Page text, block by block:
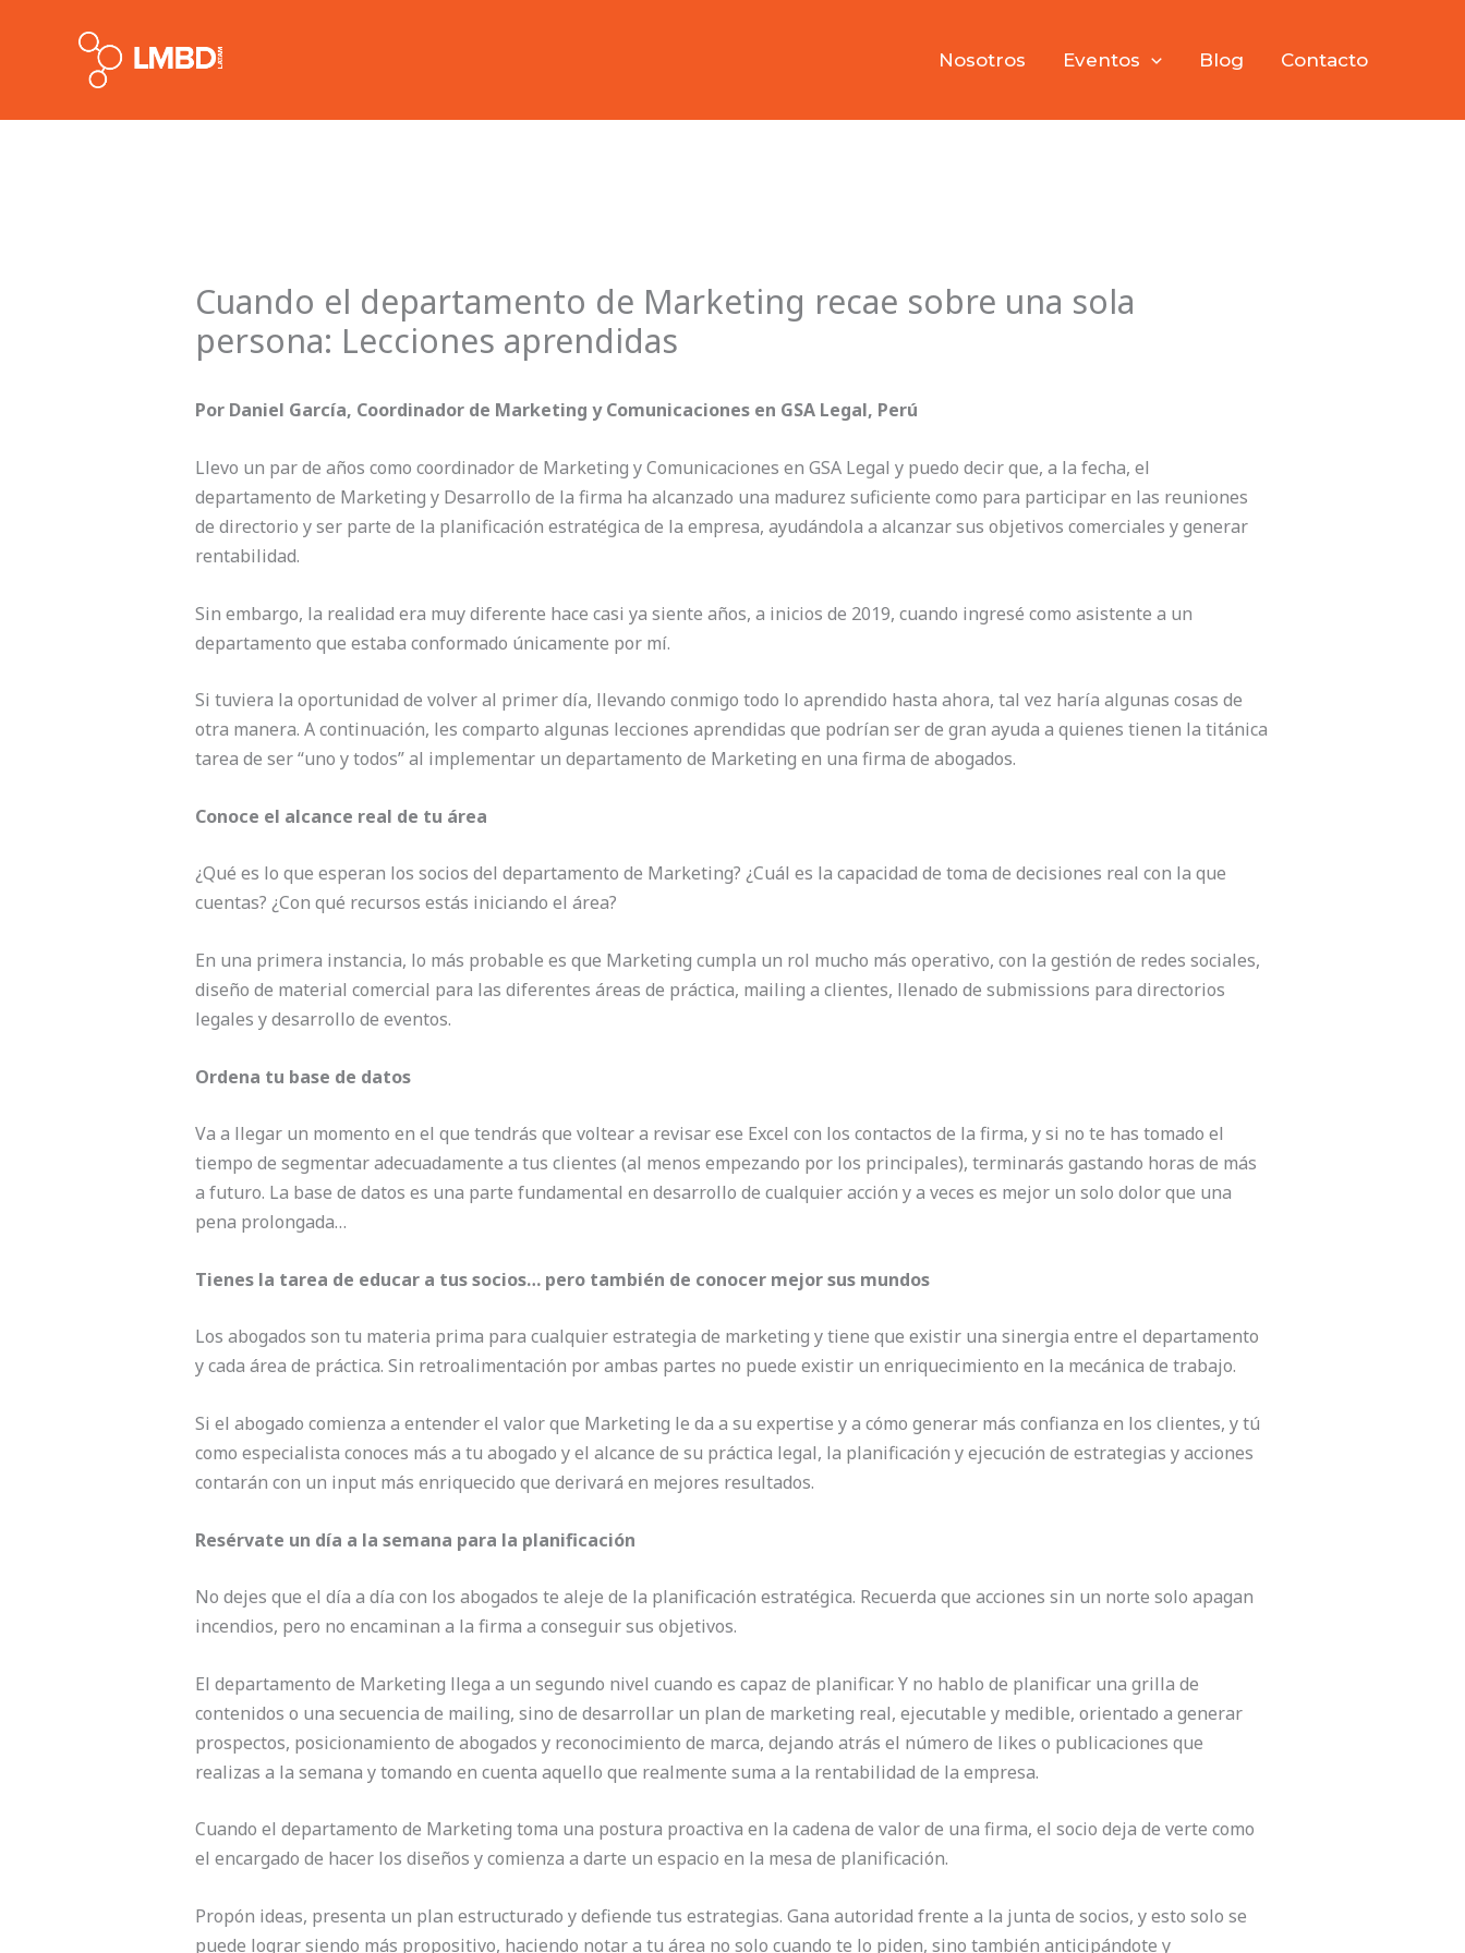
Nosotros Eventos Blog Contacto
Cuando el departamento de Marketing recae sobre una sola
persona: Lecciones aprendidas
Por Daniel García, Coordinador de Marketing y Comunicaciones en GSA Legal, Perú
Llevo un par de años como coordinador de Marketing y Comunicaciones en GSA Legal y puedo decir que, a la fecha, el
departamento de Marketing y Desarrollo de la firma ha alcanzado una madurez suficiente como para participar en las reuniones
de directorio y ser parte de la planificación estratégica de la empresa, ayudándola a alcanzar sus objetivos comerciales y generar
rentabilidad.
Sin embargo, la realidad era muy diferente hace casi ya siente años, a inicios de 2019, cuando ingresé como asistente a un
departamento que estaba conformado únicamente por mí.
Si tuviera la oportunidad de volver al primer día, llevando conmigo todo lo aprendido hasta ahora, tal vez haría algunas cosas de
otra manera. A continuación, les comparto algunas lecciones aprendidas que podrían ser de gran ayuda a quienes tienen la titánica
tarea de ser “uno y todos” al implementar un departamento de Marketing en una firma de abogados.
Conoce el alcance real de tu área
¿Qué es lo que esperan los socios del departamento de Marketing? ¿Cuál es la capacidad de toma de decisiones real con la que
cuentas? ¿Con qué recursos estás iniciando el área?
En una primera instancia, lo más probable es que Marketing cumpla un rol mucho más operativo, con la gestión de redes sociales,
diseño de material comercial para las diferentes áreas de práctica, mailing a clientes, llenado de submissions para directorios
legales y desarrollo de eventos.
Ordena tu base de datos
Va a llegar un momento en el que tendrás que voltear a revisar ese Excel con los contactos de la firma, y si no te has tomado el
tiempo de segmentar adecuadamente a tus clientes (al menos empezando por los principales), terminarás gastando horas de más
a futuro. La base de datos es una parte fundamental en desarrollo de cualquier acción y a veces es mejor un solo dolor que una
pena prolongada…
Tienes la tarea de educar a tus socios… pero también de conocer mejor sus mundos
Los abogados son tu materia prima para cualquier estrategia de marketing y tiene que existir una sinergia entre el departamento
y cada área de práctica. Sin retroalimentación por ambas partes no puede existir un enriquecimiento en la mecánica de trabajo.
Si el abogado comienza a entender el valor que Marketing le da a su expertise y a cómo generar más confianza en los clientes, y tú
como especialista conoces más a tu abogado y el alcance de su práctica legal, la planificación y ejecución de estrategias y acciones
contarán con un input más enriquecido que derivará en mejores resultados.
Resérvate un día a la semana para la planificación
No dejes que el día a día con los abogados te aleje de la planificación estratégica. Recuerda que acciones sin un norte solo apagan
incendios, pero no encaminan a la firma a conseguir sus objetivos.
El departamento de Marketing llega a un segundo nivel cuando es capaz de planificar. Y no hablo de planificar una grilla de
contenidos o una secuencia de mailing, sino de desarrollar un plan de marketing real, ejecutable y medible, orientado a generar
prospectos, posicionamiento de abogados y reconocimiento de marca, dejando atrás el número de likes o publicaciones que
realizas a la semana y tomando en cuenta aquello que realmente suma a la rentabilidad de la empresa.
Cuando el departamento de Marketing toma una postura proactiva en la cadena de valor de una firma, el socio deja de verte como
el encargado de hacer los diseños y comienza a darte un espacio en la mesa de planificación.
Propón ideas, presenta un plan estructurado y defiende tus estrategias. Gana autoridad frente a la junta de socios, y esto solo se
puede lograr siendo más propositivo, haciendo notar a tu área no solo cuando te lo piden, sino también anticipándote y